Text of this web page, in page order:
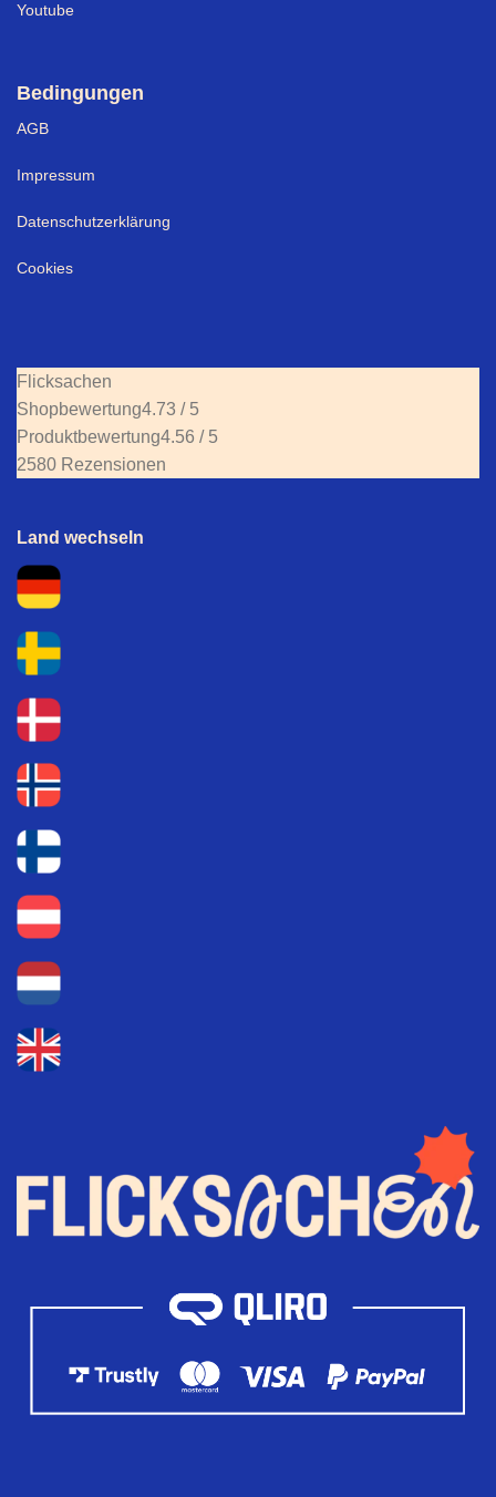
Youtube
Bedingungen
AGB
Impressum
Datenschutzerklärung
Cookies
Flicksachen
Shopbewertung4.73 / 5
Produktbewertung4.56 / 5
2580 Rezensionen
Land wechseln